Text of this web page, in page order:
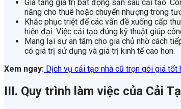
Gia tăng giá trị bất động sản sau cải tạo.
năng cho thuê hoặc chuyển nhượng trong
Khắc phục triệt để các vấn đề xuống cấp
hiện đại. Việc cải tạo đúng kỹ thuật giúp
Mang lại sự an tâm cho gia chủ nhờ cách
có giá trị sử dụng và giá trị kinh tế cao hơn.
Xem ngay:Dịch vụ cải tạo nhà cũ trọn gói giá tốt
III. Quy trình làm việc của Cải